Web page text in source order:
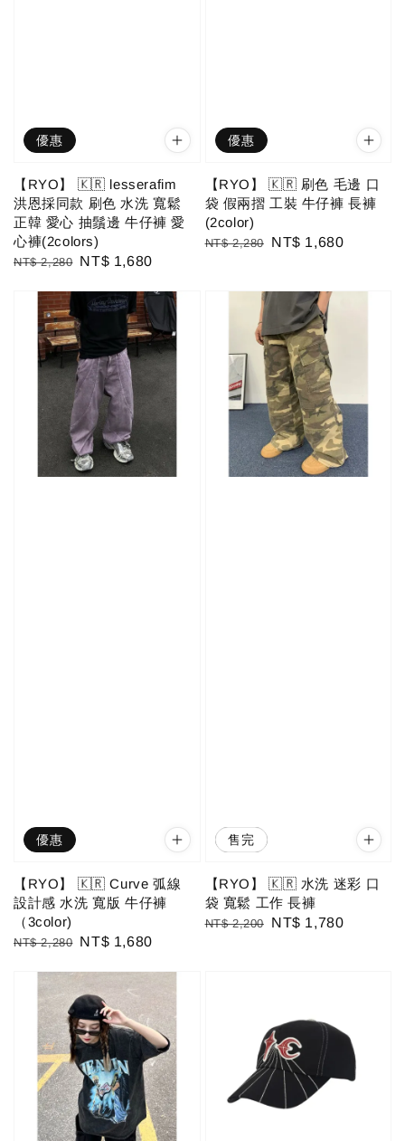
優惠
【RYO】 🇰🇷 lesserafim
洪恩採同款 刷色 水洗 寬鬆
正韓 愛心 抽鬚邊 牛仔褲 愛
心褲(2colors)
Regular
NT$ 2,280 Sale
NT$ 1,680
優惠
【RYO】 🇰🇷 刷色 毛邊 口
袋 假兩摺 工裝 牛仔褲 長褲
(2color)
Regular
NT$ 2,280
Sale
NT$ 1,680
優惠
【RYO】 🇰🇷 Curve 弧線
設計感 水洗 寬版 牛仔褲
（3color)
Regular
NT$ 2,280 Sale
NT$ 1,680
優惠
售完
【RYO】 🇰🇷 水洗 迷彩 口
袋 寬鬆 工作 長褲
Regular
NT$ 2,200
Sale
NT$ 1,780